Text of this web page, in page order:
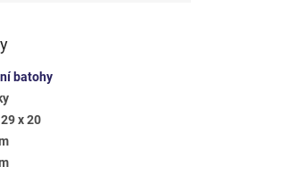
batohy
x 20